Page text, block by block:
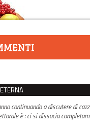
continuando a discutere di
è : ci si dissocia